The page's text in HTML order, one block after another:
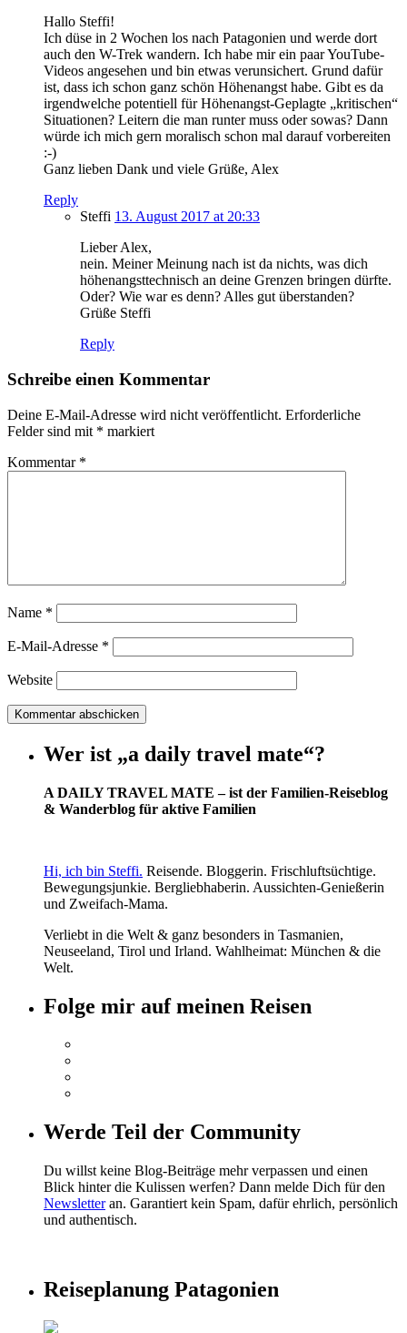
Hallo Steffi!
Ich düse in 2 Wochen los nach Patagonien und werde dort
auch den W-Trek wandern. Ich habe mir ein paar YouTube-
Videos angesehen und bin etwas verunsichert. Grund dafür
ist, dass ich schon ganz schön Höhenangst habe. Gibt es da
irgendwelche potentiell für Höhenangst-Geplagte „kritischen“
Situationen? Leitern die man runter muss oder sowas? Dann
würde ich mich gern moralisch schon mal darauf vorbereiten
:-)
Ganz lieben Dank und viele Grüße, Alex
Reply
Steffi 13. August 2017 at 20:33
Lieber Alex,
nein. Meiner Meinung nach ist da nichts, was dich
höhenangsttechnisch an deine Grenzen bringen dürfte.
Oder? Wie war es denn? Alles gut überstanden?
Grüße Steffi
Reply
Schreibe einen Kommentar
Deine E-Mail-Adresse wird nicht veröffentlicht. Erforderliche
Felder sind mit * markiert
Kommentar *
Name *
E-Mail-Adresse *
Website
Wer ist „a daily travel mate“?
A DAILY TRAVEL MATE – ist der Familien-Reiseblog
& Wanderblog für aktive Familien
Hi, ich bin Steffi. Reisende. Bloggerin. Frischluftsüchtige.
Bewegungsjunkie. Bergliebhaberin. Aussichten-Genießerin
und Zweifach-Mama.
Verliebt in die Welt & ganz besonders in Tasmanien,
Neuseeland, Tirol und Irland. Wahlheimat: München & die
Welt.
Folge mir auf meinen Reisen
Werde Teil der Community
Du willst keine Blog-Beiträge mehr verpassen und einen
Blick hinter die Kulissen werfen? Dann melde Dich für den
Newsletteran. Garantiert kein Spam, dafür ehrlich, persönlich
und authentisch.
Reiseplanung Patagonien